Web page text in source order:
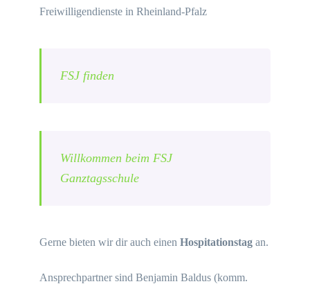
Freiwilligendienste in Rheinland-Pfalz
FSJ finden
Willkommen beim FSJ
Ganztagsschule
Gerne bieten wir dir auch einenHospitationstag an.
Ansprechpartner sind Benjamin Baldus (komm.